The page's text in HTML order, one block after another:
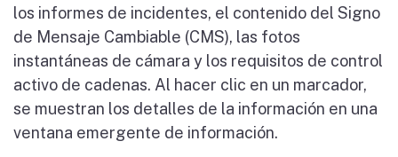
los informes de incidentes, el contenido del Signo
de Mensaje Cambiable (CMS), las fotos
instantáneas de cámara y los requisitos de control
activo de cadenas. Al hacer clic en un marcador,
se muestran los detalles de la información en una
ventana emergente de información.